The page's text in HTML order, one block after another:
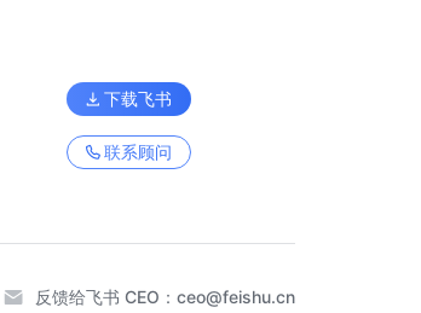
下载飞书
联系顾问
反馈给飞书 CEO： ceo@feishu.cn